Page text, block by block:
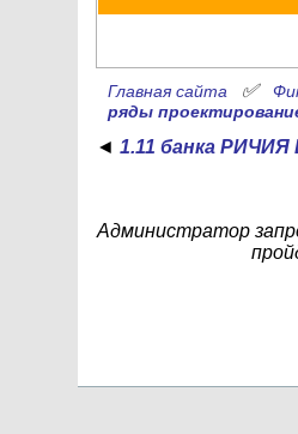
Главная сайта ✅
ряды
◄ 1.11 банка
Администратор